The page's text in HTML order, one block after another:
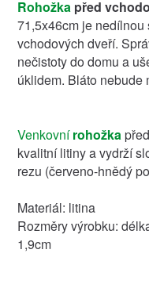
Rohožkapřed
71,5x46cm je
vchodových dveří.
nečistoty do domu a
úklidem. Bláto nebude
Venkovnírohožka
kvalitní litiny a vydrží
rezu (červeno-hnědý
Materiál: litina
Rozměry výrobku:
1,9cm